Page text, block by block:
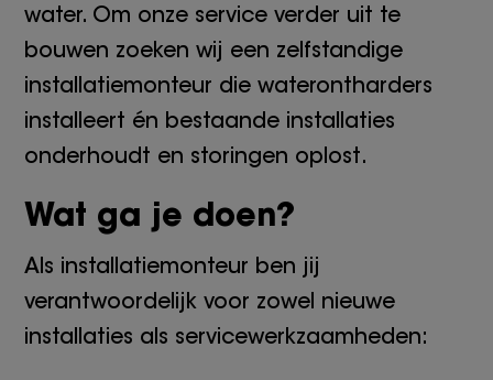
water. Om onze service verder uit te
bouwen zoeken wij een zelfstandige
installatiemonteur die waterontharders
installeert én bestaande installaties
onderhoudt en storingen oplost.
Wat ga je doen?
Als installatiemonteur ben jij
verantwoordelijk voor zowel nieuwe
installaties als servicewerkzaamheden: